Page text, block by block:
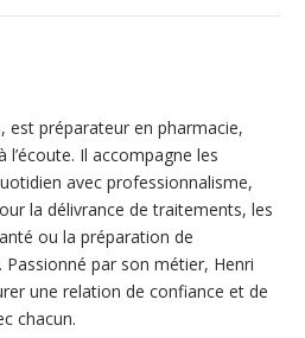
est préparateur en pharmacie,
l’écoute. Il accompagne les
avec professionnalisme,
la délivrance de traitements, les
ou la préparation de
Passionné par son métier, Henri
une relation de confiance et de
chacun.